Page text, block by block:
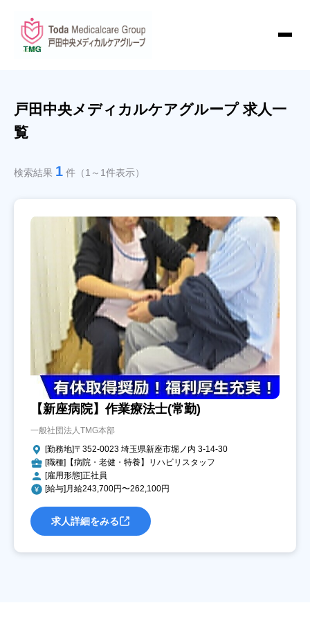
戸田中央メディカルケアグループ 求人一
覧
検索結果 1 件（1～1件表示）
【新座病院】作業療法士(常勤)
一般社団法人TMG本部
[勤務地]〒352-0023 埼玉県新座市堀ノ内 3-14-30
[職種]【病院・老健・特養】リハビリスタッフ
[雇用形態]正社員
[給与]月給243,700円〜262,100円
求人詳細をみる